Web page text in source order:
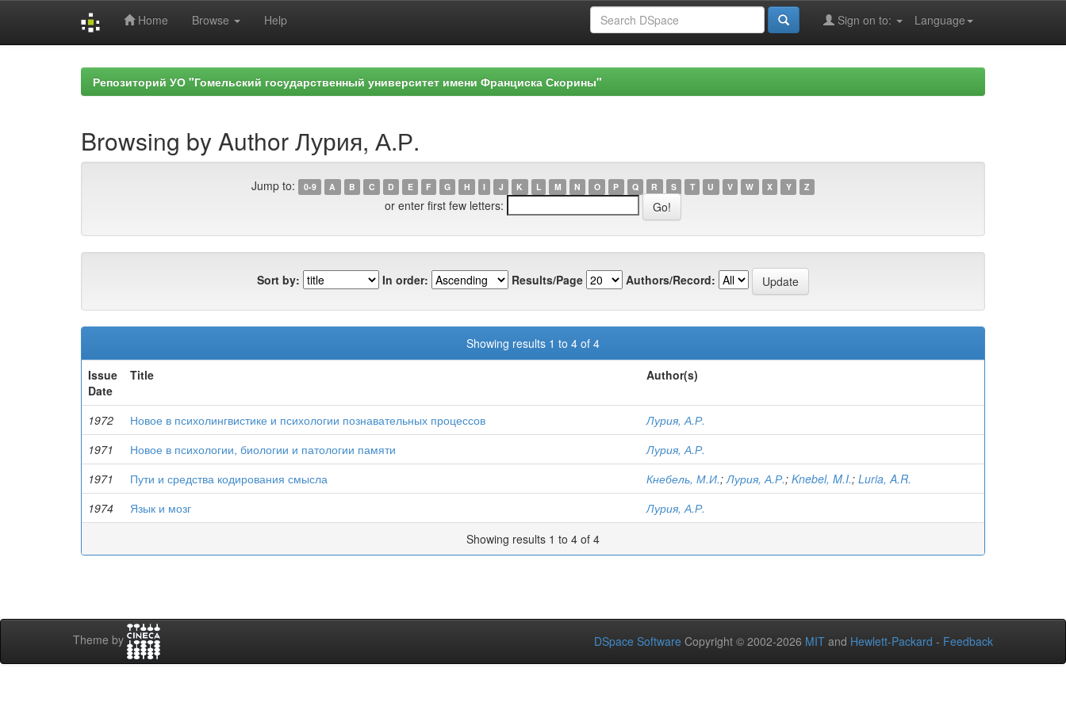
Home Browse Help Language
Sign on to:
Репозиторий УО "Гомельский государственный университет имени Франциска Скорины"
Browsing by Author Лурия, А.Р.
Jump to: 0-9 A B C D E F G H I J K L M N O P Q R S T U V W X Y Z
or enter first few letters:
Sort by: In order: Results/Page Authors/Record:
Showing results 1 to 4 of 4
Issue
Date
Title Author(s)
1972 Новое в психолингвистике и психологии познавательных процессов
Лурия, А.Р.
1971
Новое в психологии, биологии и патологии памяти
Лурия, А.Р.
1971
Пути и средства кодирования смысла Кнебель, М.И.;Лурия, А.Р.; Knebel, M.I.; Luria, A.R.
1974
Язык и мозг
Лурия, А.Р.
Showing results 1 to 4 of 4
Theme by DSpace Software Copyright © 2002-2026 MIT and Hewlett-Packard - Feedback